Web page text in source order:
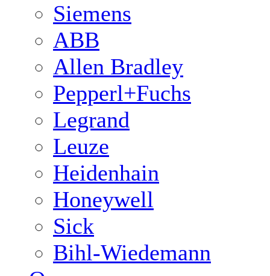
Siemens
ABB
Allen Bradley
Pepperl+Fuchs
Legrand
Leuze
Heidenhain
Honeywell
Sick
Bihl-Wiedemann